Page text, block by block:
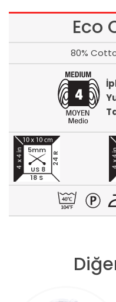
Eco
80%
18 S
24 R
5mm
US 8